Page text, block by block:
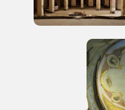
Regalati 365 giorni
più